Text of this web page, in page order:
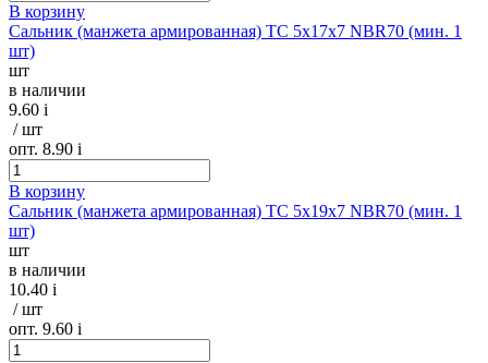
В корзину
Сальник (манжета армированная) TC 5х17х7 NBR70 (мин. 1
шт)
шт
в наличии
9.60 i
/ шт
опт. 8.90 i
В корзину
Сальник (манжета армированная) TC 5х19х7 NBR70 (мин. 1
шт)
шт
в наличии
10.40 i
/ шт
опт. 9.60 i